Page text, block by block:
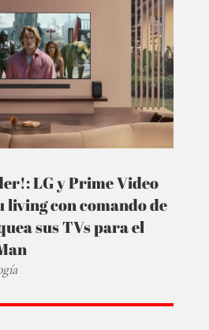
LG y Prime Video
con comando de
sus TVs para el